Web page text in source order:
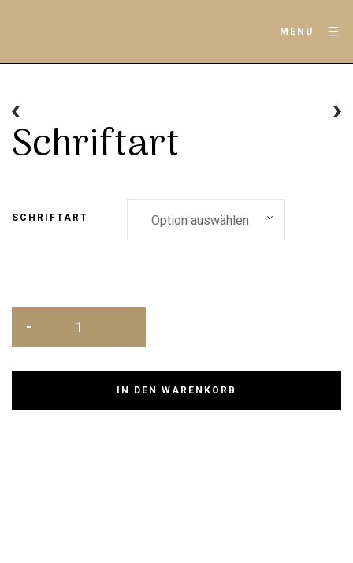
MENU
Schriftart
SCHRIFTART
IN DEN WARENKORB